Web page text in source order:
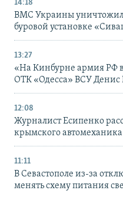
14:18
ВМС Украины
буровой установке
13:27
«На Кинбурне армия РФ
ОТК «Одесса» ВСУ Денис
12:08
Журналист Есипенко
крымского
11:11
В Севастополе из-за
менять схему питания